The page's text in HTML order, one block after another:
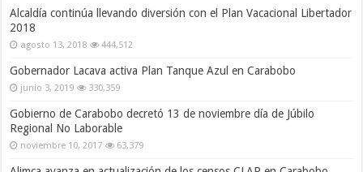
Alcaldía continúa llevando diversión con el Plan Vacacional Libertador
2018
agosto 13, 2018 444,512
Gobernador Lacava activa Plan Tanque Azul en Carabobo
junio 3, 2019 330,359
Gobierno de Carabobo decretó 13 de noviembre día de Júbilo
Regional No Laborable
noviembre 10, 2017 63,379